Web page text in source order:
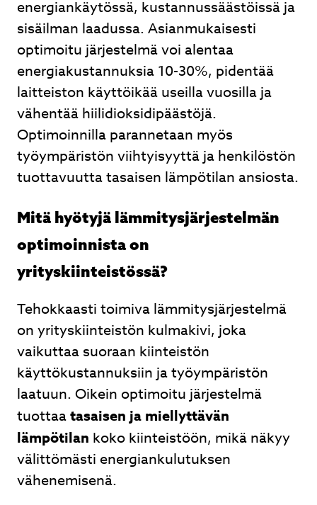
energiankäytössä, kustannussäästöissä ja
sisäilman laadussa. Asianmukaisesti
optimoitu järjestelmä voi alentaa
energiakustannuksia 10-30%, pidentää
laitteiston käyttöikää useilla vuosilla ja
vähentää hiilidioksidipäästöjä.
Optimoinnilla parannetaan myös
työympäristön viihtyisyyttä ja henkilöstön
tuottavuutta tasaisen lämpötilan ansiosta.
Mitä hyötyjä lämmitysjärjestelmän
optimoinnista on
yrityskiinteistössä?
Tehokkaasti toimiva lämmitysjärjestelmä
on yrityskiinteistön kulmakivi, joka
vaikuttaa suoraan kiinteistön
käyttökustannuksiin ja työympäristön
laatuun. Oikein optimoitu järjestelmä
tuottaatasaisen ja miellyttävän
lämpötilan koko kiinteistöön, mikä näkyy
välittömästi energiankulutuksen
vähenemisenä.
Ilmalämpöpumpun asennus. Ammattitaitoinen
asentaja. Vanhaan rintamamiestaloon asennus.
Ei voi kuin kehua. Olemme todella tyytyväisiä
Solvesin asentajaan. Sari ja Jari Väätänen
Sari Turunen
Page